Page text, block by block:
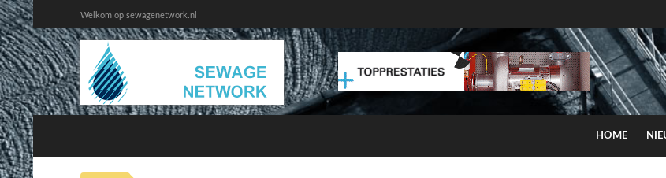
Welkom op sewagenetwork.nl
HOME